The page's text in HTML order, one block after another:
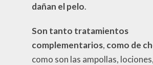
dañan el pelo.
Son tanto tratamientos
complementarios, como de
como son las ampollas,